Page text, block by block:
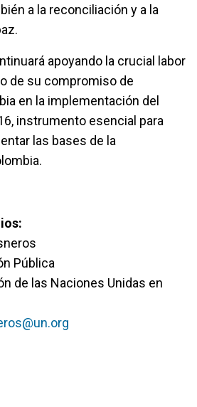
a la reconciliación y a la
apoyando la crucial labor
de su compromiso de
en la implementación del
instrumento esencial para
las bases de la
Pública
de las Naciones Unidas en